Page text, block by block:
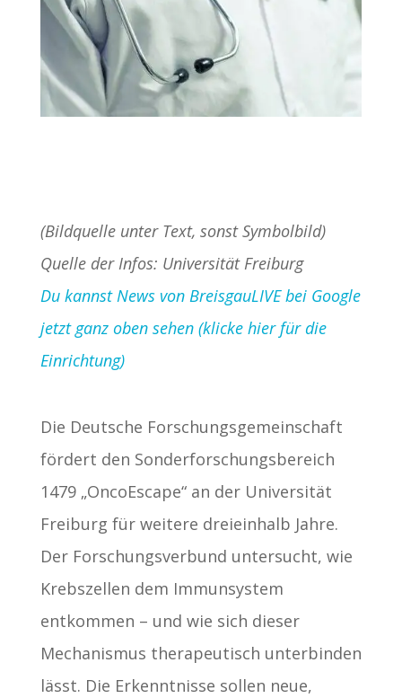
(Bildquelle unter Text, sonst Symbolbild)
Quelle der Infos: Universität Freiburg
Du kannst News von BreisgauLIVE bei Google
jetzt ganz oben sehen (klicke hier für die
Einrichtung)
Die Deutsche Forschungsgemeinschaft
fördert den Sonderforschungsbereich
1479 „OncoEscape“ an der Universität
Freiburg für weitere dreieinhalb Jahre.
Der Forschungsverbund untersucht, wie
Krebszellen dem Immunsystem
entkommen – und wie sich dieser
Mechanismus therapeutisch unterbinden
lässt. Die Erkenntnisse sollen neue,